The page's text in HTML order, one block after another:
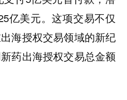
亿美元。这项交易不仅
海授权交易领域的新纪
药出海授权交易总金额